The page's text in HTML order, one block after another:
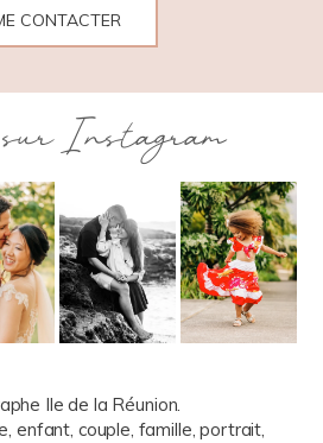
CONTACTER
Instagram
Ile de la Réunion.
enfant, couple, famille, portrait,